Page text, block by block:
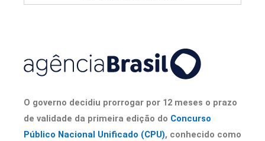
O governo decidiu prorrogar por 12 meses o prazo
de validade da primeira edição do Concurso
Público Nacional Unificado (CPU), conhecido como